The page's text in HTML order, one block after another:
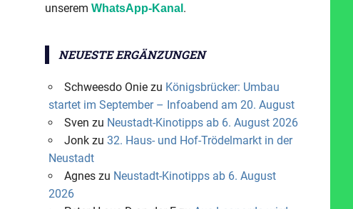
unserem WhatsApp-Kanal .
NEUESTE ERGÄNZUNGEN
Schweesdo Oniezu Königsbrücker: Umbau
startet im September – Infoabend am 20. August
Sven zu Neustadt-Kinotipps ab 6. August 2026
Jonkzu 32. Haus- und Hof-Trödelmarkt in der
Neustadt
Agneszu Neustadt-Kinotipps ab 6. August
2026